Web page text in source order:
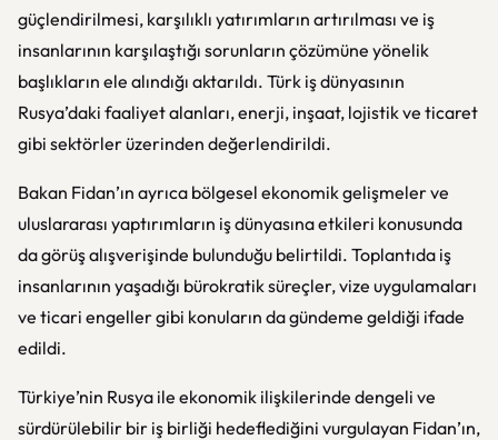
güçlendirilmesi, karşılıklı yatırımların artırılması ve iş
insanlarının karşılaştığı sorunların çözümüne yönelik
başlıkların ele alındığı aktarıldı. Türk iş dünyasının
Rusya’daki faaliyet alanları, enerji, inşaat, lojistik ve ticaret
gibi sektörler üzerinden değerlendirildi.
Bakan Fidan’ın ayrıca bölgesel ekonomik gelişmeler ve
uluslararası yaptırımların iş dünyasına etkileri konusunda
da görüş alışverişinde bulunduğu belirtildi. Toplantıda iş
insanlarının yaşadığı bürokratik süreçler, vize uygulamaları
ve ticari engeller gibi konuların da gündeme geldiği ifade
edildi.
Türkiye’nin Rusya ile ekonomik ilişkilerinde dengeli ve
sürdürülebilir bir iş birliği hedeflediğini vurgulayan Fidan’ın,